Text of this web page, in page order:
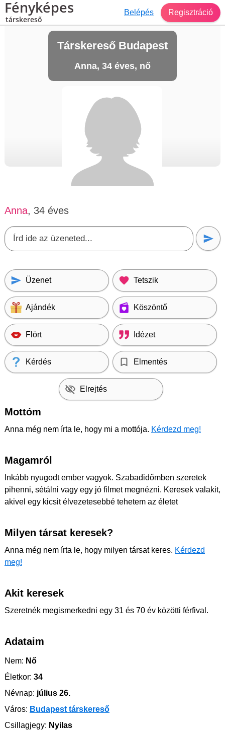
Fényképes
társkereső
Belépés Regisztráció
Társkereső Budapest
Anna, 34 éves, nő
Anna, 34 éves
Üzenet Tetszik
Ajándék Köszöntő
Flört Idézet
Kérdés Elmentés
Elrejtés
Mottóm
Anna még nem írta le, hogy mi a mottója. Kérdezd meg!
Magamról
Inkább nyugodt ember vagyok. Szabadidőmben szeretek
pihenni, sétálni vagy egy jó filmet megnézni. Keresek valakit,
akivel egy kicsit élvezetesebbé tehetem az életet
Milyen társat keresek?
Anna még nem írta le, hogy milyen társat keres. Kérdezd
meg!
Akit keresek
Szeretnék megismerkedni egy 31 és 70 év közötti férfival.
Adataim
Nem: Nő
Életkor: 34
Névnap: július 26.
Város: Budapest társkereső
Csillagjegy: Nyilas